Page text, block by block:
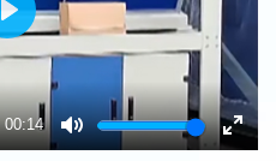
00:14
Mute
Enter
Play